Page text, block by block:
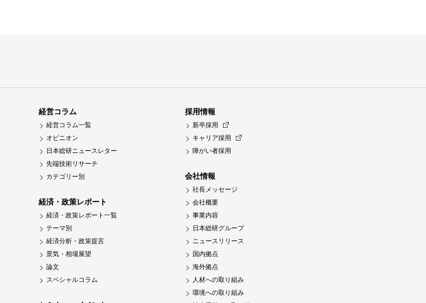
経営コラム
経営コラム一覧
オピニオン
日本総研ニュースレター
先端技術リサーチ
カテゴリー別
経済・政策レポート
経済・政策レポート一覧
テーマ別
経済分析・政策提言
景気・相場展望
論文
スペシャルコラム
採用情報
新卒採用
キャリア採用
障がい者採用
会社情報
社長メッセージ
会社概要
事業内容
日本総研グループ
ニュースリリース
国内拠点
海外拠点
人材への取り組み
環境への取り組み